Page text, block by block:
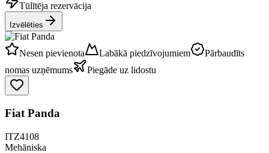
Tūlītēja rezervācija
Izvēlēties
Nesen pievienota Labākā piedzīvojumiem
Pārbaudīts
nomas uzņēmums
Piegāde uz lidostu
Fiat Panda
ITZ4108
Mehāniska